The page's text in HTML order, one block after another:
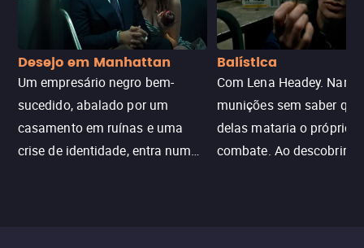
Desejo em Manhattan
Um empresário negro bem-
sucedido, abalado por um
casamento em ruínas e uma
crise de identidade, entra num
Balística
Com Lena Headey.
munições sem saber
delas mataria o próprio
combate. Ao descobrir a